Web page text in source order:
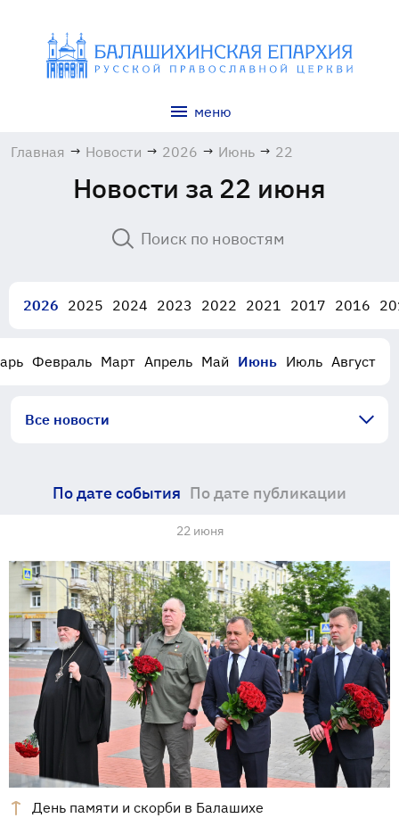
меню
Главная → Новости → 2026 → Июнь → 22
Новости за 22 июня
2026 2025 2024 2023 2022 2021 2017 2016
Февраль Март Апрель Май Июнь Июль Август
Все новости
По дате события По дате публикации
22 июня
День памяти и скорби в Балашихе